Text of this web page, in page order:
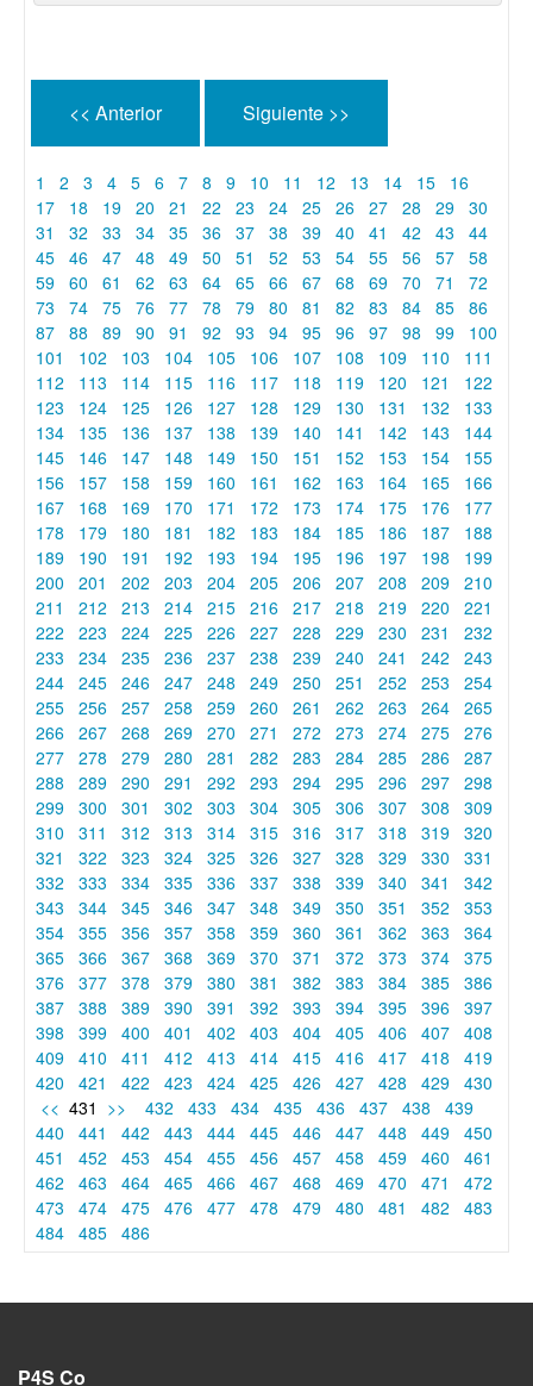
<< Anterior Siguiente >>
1 2 3 4 5 6 7 8 9 10 11 12 13 14 15
16
17
18 19 20 21 22 23 24 25 26 27 28 29 30
31
32 33 34 35 36 37 38 39 40 41 42 43
44
45 46 47 48 49 50 51 52 53 54 55 56 57 58
59 60 61 62 63 64 65 66 67 68 69 70 71
72
73
74 75 76 77 78 79 80 81 82 83 84 85 86
87 88 89 90 91 92 93 94 95 96 97 98 99
100
101
102 103 104 105 106 107 108 109 110
111
112
113 114 115 116 117 118 119 120 121
122
123
124 125 126 127 128 129 130 131 132
133
134
135 136 137 138 139 140 141 142 143
144
145
146 147 148 149 150 151 152 153 154
155
156
157 158 159 160 161 162 163 164 165
166
167
168 169 170 171 172 173 174 175 176
177
178
179 180 181 182 183 184 185 186 187
188
189
190 191 192 193 194 195 196 197 198
199
200
201 202 203 204 205 206 207 208 209 210
211
212 213 214 215 216 217 218 219 220
221
222
223 224 225 226 227 228 229 230 231
232
233
234 235 236 237 238 239 240 241 242
243
244 245 246 247 248 249 250 251 252 253
254
255 256 257 258 259 260 261 262 263 264 265
266 267 268 269 270 271 272 273 274 275 276
277 278 279 280 281 282 283 284 285 286 287
288
289 290 291 292 293 294 295 296 297 298
299 300 301 302 303 304 305 306 307 308
309
310
311 312 313 314 315 316 317 318 319 320
321
322 323 324 325 326 327 328 329 330
331
332
333 334 335 336 337 338 339 340 341
342
343
344 345 346 347 348 349 350 351 352
353
354 355 356 357 358 359 360 361 362 363
364
365 366 367 368 369 370 371 372 373 374 375
376 377 378 379 380 381 382 383 384 385 386
387 388 389 390 391 392 393 394 395 396 397
398
399 400 401 402 403 404 405 406 407 408
409 410 411 412 413 414 415 416 417 418
419
420
421 422 423 424 425 426 427 428 429 430
<< 431 >> 432 433 434 435 436 437 438
439
440
441 442 443 444 445 446 447 448 449 450
451
452 453 454 455 456 457 458 459 460
461
462
463 464 465 466 467 468 469 470 471
472
473
474 475 476 477 478 479 480 481 482
483
484 485 486
P4S Co